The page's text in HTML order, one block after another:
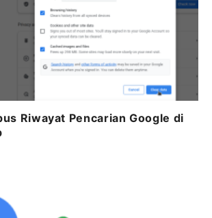
Riwayat Pencarian Google di